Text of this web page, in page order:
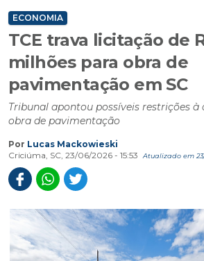
ECONOMIA
TCE trava licitação de
milhões para obra de
pavimentação em SC
Tribunal apontou possíveis restrições à
obra de pavimentação
Por Lucas Mackowieski
Criciúma, SC, 23/06/2026 - 15:53
Atualizado em 23/